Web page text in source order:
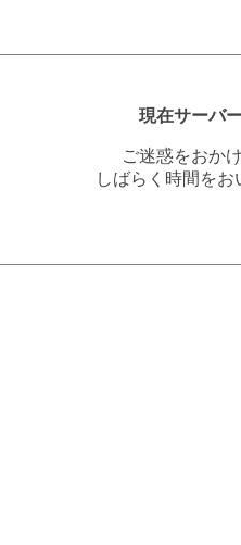
現在サーバ
ご迷惑をおか
しばらく時間を